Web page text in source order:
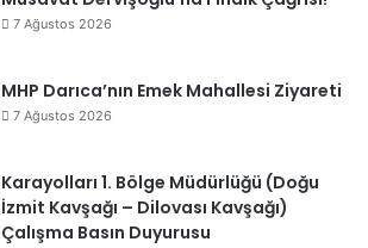
7 Ağustos 2026
MHP Darıca’nın Emek Mahallesi Ziyareti
7 Ağustos 2026
Karayolları 1. Bölge Müdürlüğü (Doğu
İzmit Kavşağı – Dilovası Kavşağı)
Çalışma Basın Duyurusu